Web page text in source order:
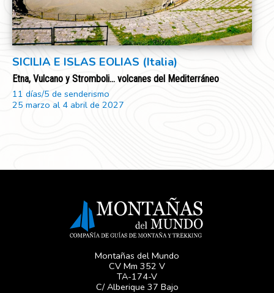
SICILIA E ISLAS EOLIAS (Italia)
Etna, Vulcano y Stromboli... volcanes del Mediterráneo
11 días/5 de senderismo
25 marzo al 4 abril de 2027
Montañas del Mundo
CV Mm 352 V
TA-174-V
C/ Alberique 37 Bajo